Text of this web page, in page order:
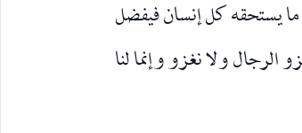
يستحقه كل إنسان فيفضل
ولا نغزو وإنما لنا